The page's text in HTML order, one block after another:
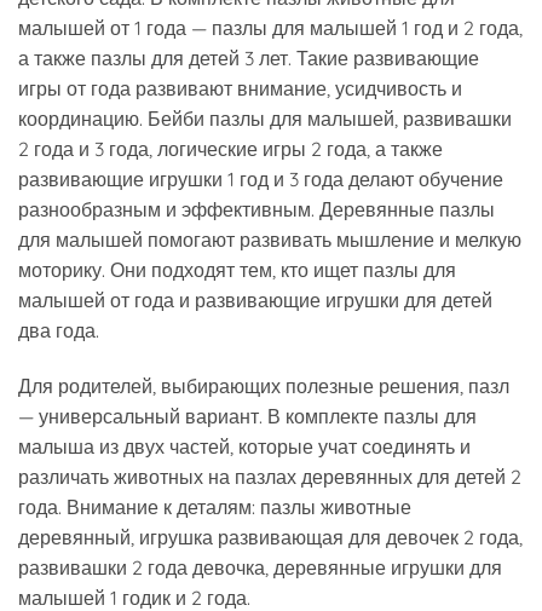
малышей от 1 года — пазлы для малышей 1 год и 2 года,
а также пазлы для детей 3 лет. Такие развивающие
игры от года развивают внимание, усидчивость и
координацию. Бейби пазлы для малышей, развивашки
2 года и 3 года, логические игры 2 года, а также
развивающие игрушки 1 год и 3 года делают обучение
разнообразным и эффективным. Деревянные пазлы
для малышей помогают развивать мышление и мелкую
моторику. Они подходят тем, кто ищет пазлы для
малышей от года и развивающие игрушки для детей
два года.
Для родителей, выбирающих полезные решения, пазл
— универсальный вариант. В комплекте пазлы для
малыша из двух частей, которые учат соединять и
различать животных на пазлах деревянных для детей 2
года. Внимание к деталям: пазлы животные
деревянный, игрушка развивающая для девочек 2 года,
развивашки 2 года девочка, деревянные игрушки для
малышей 1 годик и 2 года.